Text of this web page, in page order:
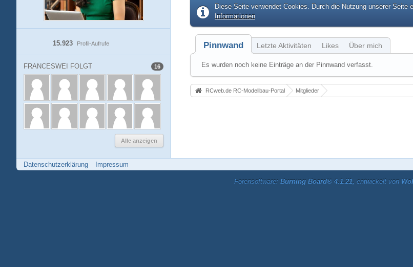
Profil-Aufrufe
15.923
FRANCESWEI FOLGT 16
Alle anzeigen
Diese Seite verwendet Cookies. Durch die Nutzung unserer
Informationen
Pinnwand Letzte Aktivitäten Likes Über mich
Es wurden noch keine Einträge an der Pinnwand verfasst.
RCweb.de RC-Modellbau-Portal Mitglieder
Datenschutzerklärung Impressum
Forensoftware: Burning Board® 4.1.21, entwickelt von